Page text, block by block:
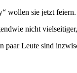
wollen sie jetzt
nicht
paar Leute sind